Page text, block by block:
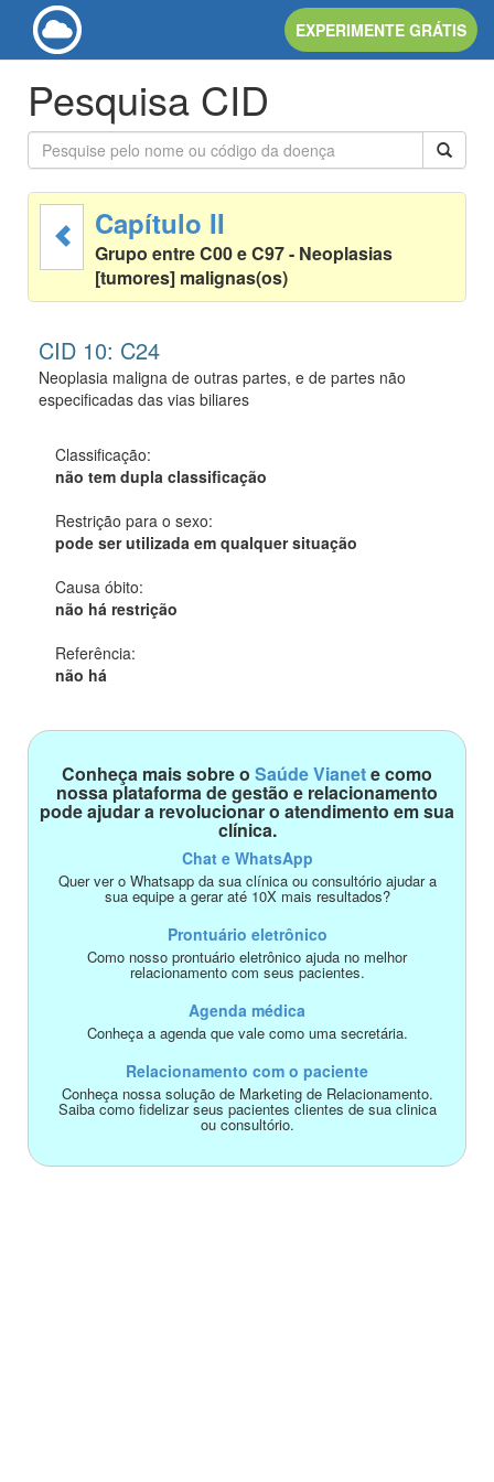
EXPERIMENTE GRÁTIS
Pesquisa CID
Capítulo II
Grupo entre C00 e C97 - Neoplasias
[tumores] malignas(os)
CID 10: C24
Neoplasia maligna de outras partes, e de partes não
especificadas das vias biliares
Classificação:
não tem dupla classificação
Restrição para o sexo:
pode ser utilizada em qualquer situação
Causa óbito:
não há restrição
Referência:
não há
Conheça mais sobre o Saúde Vianete como
nossa plataforma de gestão e relacionamento
pode ajudar a revolucionar o atendimento em sua
clínica.
Chat e WhatsApp
Quer ver o Whatsapp da sua clínica ou consultório ajudar a
sua equipe a gerar até 10X mais resultados?
Prontuário eletrônico
Como nosso prontuário eletrônico ajuda no melhor
relacionamento com seus pacientes.
Agenda médica
Conheça a agenda que vale como uma secretária.
Relacionamento com o paciente
Conheça nossa solução de Marketing de Relacionamento.
Saiba como fidelizar seus pacientes clientes de sua clinica
ou consultório.